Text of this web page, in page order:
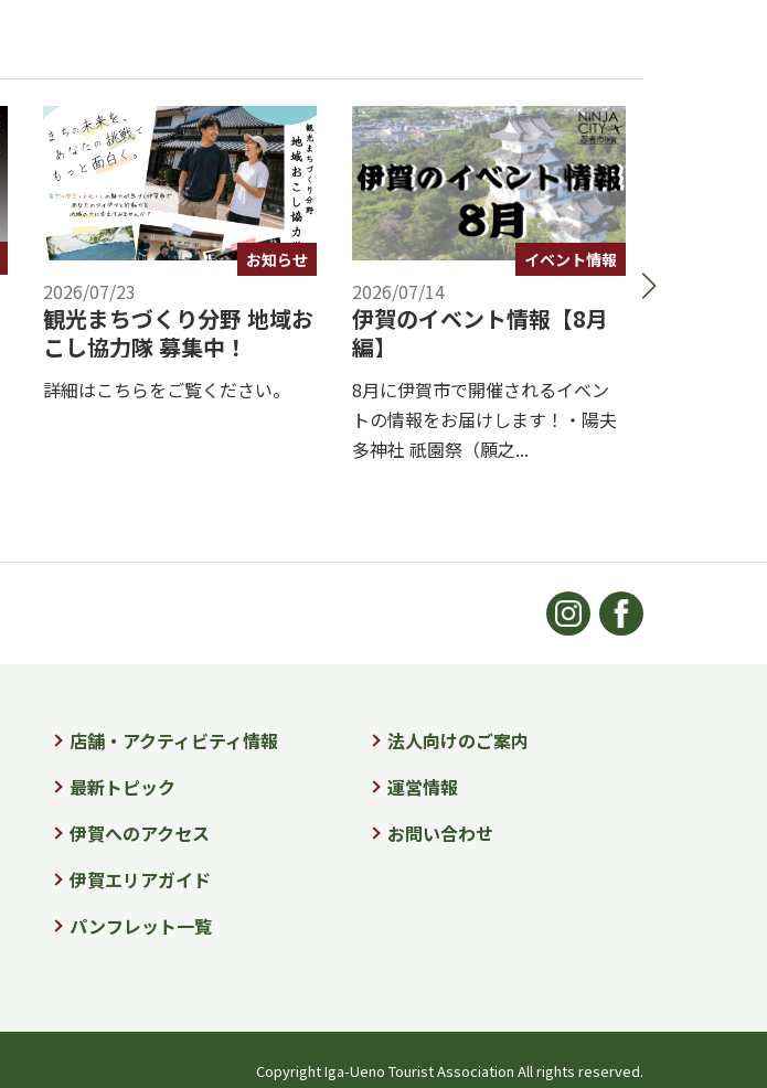
2026/07/23
観光まちづくり分野 地域お
こし協力隊 募集中！
詳細はこちらをご覧ください。
お知らせ
2026/07/14
伊賀のイベント情報【8月
編】
8月に伊賀市で開催されるイベン
トの情報をお届けします！・陽夫
多神社 祇園祭（願之...
イベント情報
店舗・アクティビティ情報
最新トピック
伊賀へのアクセス
伊賀エリアガイド
パンフレット一覧
法人向けのご案内
運営情報
お問い合わせ
Copyright Iga-Ueno Tourist Association All rights reserved.